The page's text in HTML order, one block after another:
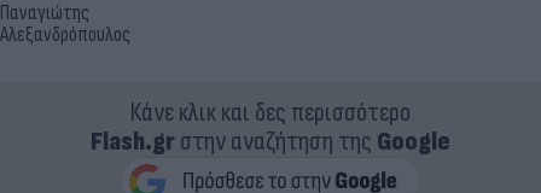
Παναγιώτης
Αλεξανδρόπουλος
Κάνε κλικ και δες περισσότερο
Flash.grστην αναζήτηση της Google